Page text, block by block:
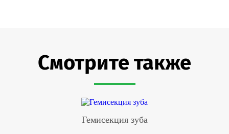
Смотрите также
Гемисекция зуба